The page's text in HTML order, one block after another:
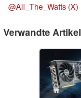
@All_The_Watts (X)
Verwandte Artikel